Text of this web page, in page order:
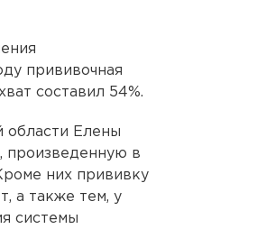
прививочная
составил 54%.
области Елены
произведенную в
них прививку
а также тем, у
системы